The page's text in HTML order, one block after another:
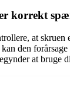
korrekt
at
den
at bruge